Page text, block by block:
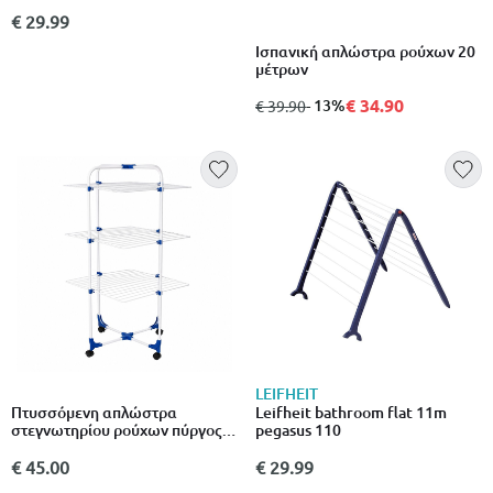
€ 29.99
Ισπανική απλώστρα ρούχων 20
μέτρων
από
€ 39.90σε
- 13%€ 34.90
Πτυσσόμενη απλώστρα
στεγνωτηρίου ρούχων πύργος
ύψος
€ 45.00
LEIFHEIT
Leifheit bathroom flat 11m
pegasus 110
€ 29.99